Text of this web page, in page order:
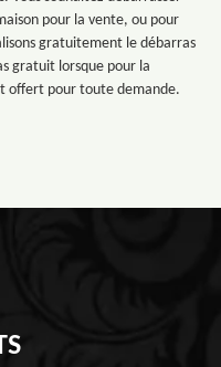
pour la vente, ou pour
gratuitement le débarras
gratuit lorsque pour la
offert pour toute demande.